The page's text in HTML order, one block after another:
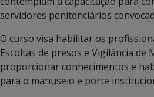
servidores penitenciários
O curso visa habilitar os
Escoltas de presos e Vigilância de
proporcionar conhecimentos e
para o manuseio e porte